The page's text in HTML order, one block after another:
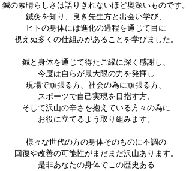
鍼の素晴らしさは語りきれないほど奥深いものです。
鍼灸を知り、良き先生方と出会い学び、
ヒトの身体には進化の過程を通じて目に
視えぬ多くの仕組みがあることを学びました。
鍼と身体を通じて得たご縁に深く感謝し、
今度は自らが最大限の力を発揮し
現場で頑張る方、社会の為に頑張る方、
スポーツで自己実現を目指す方、
そして沢山の辛さを抱えている方々の為に
お役に立てるよう取り組みます。
様々な世代の方の身体そのものに不調の
回復や改善の可能性がまだまだ沢山あります。
是非あなたの身体でこの歴史ある